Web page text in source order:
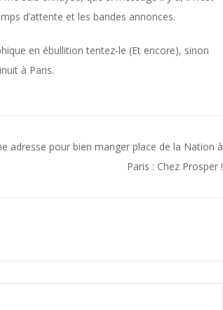
d’attente et les bandes annonces.
en ébullition tentez-le (Et encore), sinon
à Paris.
adresse pour bien manger place de la Nation à
Paris : Chez Prosper !